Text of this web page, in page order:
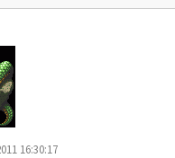
16:30:17